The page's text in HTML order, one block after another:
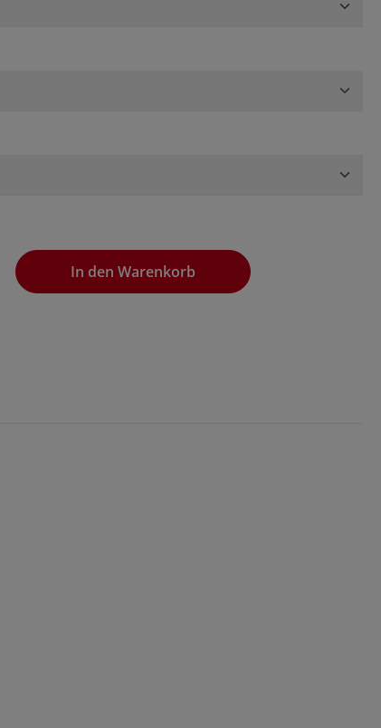
Wert ein oder benutze die Schaltflächen, um
In den Warenkorb